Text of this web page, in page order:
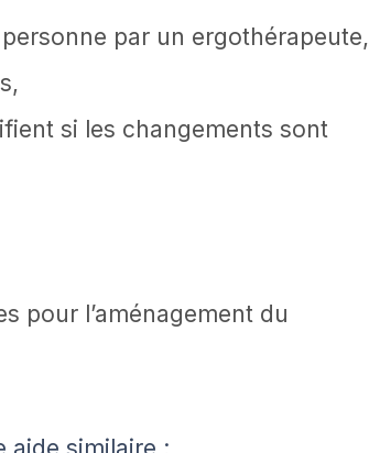
par un ergothérapeute,
si les changements sont
pour l’aménagement du